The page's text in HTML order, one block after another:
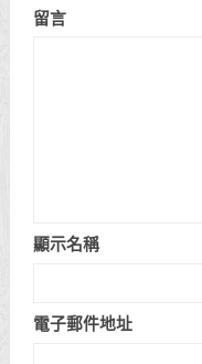
留言
顯示名稱
電子郵件地址